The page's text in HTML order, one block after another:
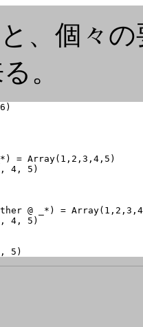
と、個々
。
= Array(1,2,3,4,5)
4, 5)
@ _*) =
4, 5)
5)